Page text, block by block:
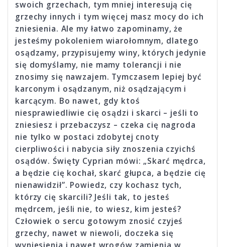
swoich grzechach, tym mniej interesują cię
grzechy innych i tym więcej masz mocy do ich
zniesienia. Ale my łatwo zapominamy, że
jesteśmy pokoleniem wiarołomnym, dlatego
osądzamy, przypisujemy winy, których jedynie
się domyślamy, nie mamy tolerancji i nie
znosimy się nawzajem. Tymczasem lepiej być
karconym i osądzanym, niż osądzającym i
karcącym. Bo nawet, gdy ktoś
niesprawiedliwie cię osądzi i skarci – jeśli to
zniesiesz i przebaczysz – czeka cię nagroda
nie tylko w postaci zdobytej cnoty
cierpliwości i nabycia siły znoszenia czyichś
osądów. Święty Cyprian mówi: „Skarć mędrca,
a będzie cię kochał, skarć głupca, a będzie cię
nienawidził”. Powiedz, czy kochasz tych,
którzy cię skarcili? Jeśli tak, to jesteś
mędrcem, jeśli nie, to wiesz, kim jesteś?
Człowiek o sercu gotowym znosić czyjeś
grzechy, nawet w niewoli, doczeka się